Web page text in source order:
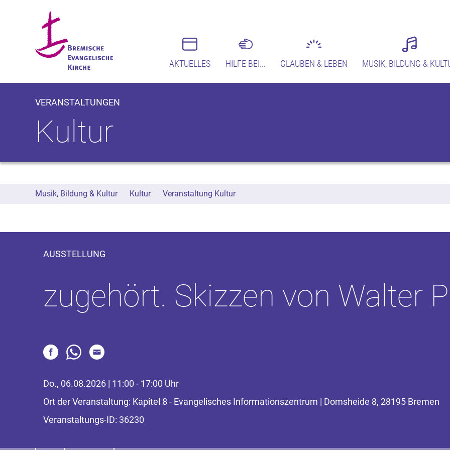
AKTUELLES HILFE BEI... GLAUBEN & LEBEN MUSIK, BILDUNG &
VERANSTALTUNGEN
Kultur
Musik, Bildung & Kultur Kultur Veranstaltung Kultur
AUSSTELLUNG
zugehört. Skizzen von Walter
Do., 06.08.2026 | 11:00 - 17:00 Uhr
Ort der Veranstaltung: Kapitel 8 - Evangelisches Informationszentrum | Domsheide 8, 28195 Bremen
Veranstaltungs-ID: 36230